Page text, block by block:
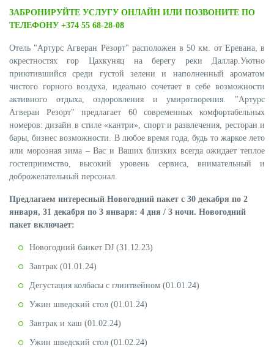
ЗАБРОНИРУЙТЕ УСЛУГУ ОНЛАЙН ИЛИ ПОЗВОНИТЕ ПО
ТЕЛЕФОНУ +374 55 68-28-08
Отель "Артурс Агверан Резорт" расположен в 50 км. от Еревана, в
окрестностях гор Цахкуняц на берегу реки Даллар.Уютно
приютившийся среди густой зелени и наполненный ароматом
чистого горного воздуха, идеально сочетает в себе возможности
активного отдыха, оздоровления и умиротворения. "Артурс
Агверан Резорт" предлагает 60 современных комфортабельных
номеров: дизайн в стиле «кантри», спорт и развлечения, ресторан и
бары, бизнес возможности. В любое время года, будь то жаркое лето
или морозная зима – Вас и Ваших близких всегда ожидает теплое
гостеприимство, высокий уровень сервиса, внимательный и
доброжелательный персонал.
Предлагаем интересный Новогодний пакет с 30 декабря по 2
января, 31 декабря по 3 января: 4 дня / 3 ночи. Новогодний
пакет включает:
Новогодний банкет DJ (31.12.23)
Завтрак (01.01.24)
Дегустация колбасы с глинтвейном (01.01.24)
Ужин шведский стол (01.01.24)
Завтрак и хаш (01.02.24)
Ужин шведский стол (01.02.24)